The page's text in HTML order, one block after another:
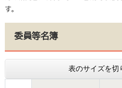
す。
委員等名簿
表のサイズを切